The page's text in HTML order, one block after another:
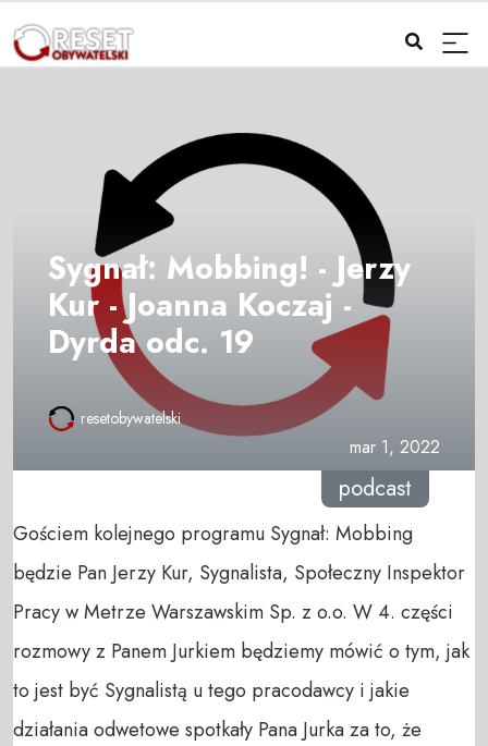
Sygnał: Mobbing! - Jerzy
Kur - Joanna Koczaj -
Dyrda odc. 19
resetobywatelski
mar 1, 2022
podcast
Gościem kolejnego programu Sygnał: Mobbing
będzie Pan Jerzy Kur, Sygnalista, Społeczny Inspektor
Pracy w Metrze Warszawskim Sp. z o.o. W 4. części
rozmowy z Panem Jurkiem będziemy mówić o tym, jak
to jest być Sygnalistą u tego pracodawcy i jakie
działania odwetowe spotkały Pana Jurka za to, że